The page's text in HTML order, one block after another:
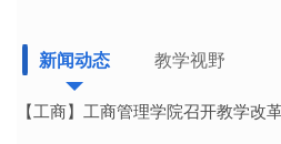
新闻动态 教学视野